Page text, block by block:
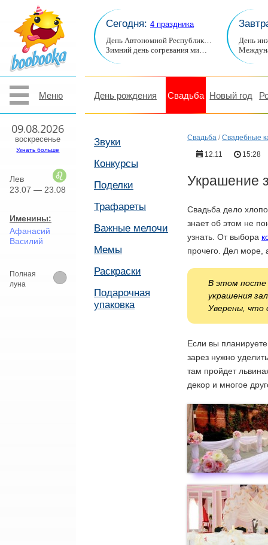
Меню
09.08.2026
воскресенье
Узнать больше
Лев
23.07 — 23.08
Именины:
Афанасий
Василий
Полная
луна
Сегодня: 4 праздника
День Автономной Республик…
Зимний день согревания ми…
День
День рождения Свадьба Новый год
Звуки
Конкурсы
Поделки
Трафареты
Важные мелочи
Мемы
Раскраски
Подарочная
упаковка
Свадьба / Свадебные
12.11
15:28
Украшение
Свадьба дело
знает об этом не
узнать. От выбора
прочего. Дел море,
В этом посте
украшения
Уверены, что
Если вы
зарез нужно
там пройдет
декор и многое